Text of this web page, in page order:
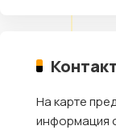
На карте
информация